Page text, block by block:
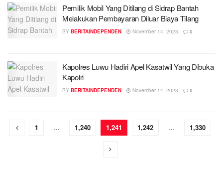
Pemilik Mobil Yang Ditilang di Sidrap Bantah
Melakukan Pembayaran Diluar Biaya Tilang
BY BERITAINDEPENDEN November 14, 2023 0
Kapolres Luwu Hadiri Apel Kasatwil Yang Dibuka
Kapolri
BY BERITAINDEPENDEN November 14, 2023 0
1 … 1,240 1,241 1,242 … 1,330